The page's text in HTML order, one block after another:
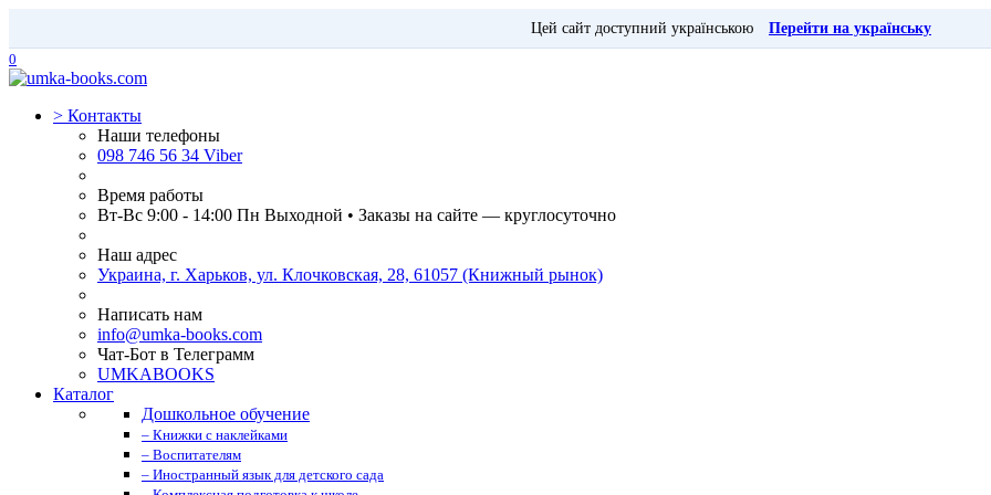
Цей сайт доступний українською
Перейти на українську
0
> Контакты
Наши телефоны
098 746 56 34 Viber
Время работы
Вт-Вс 9:00 - 14:00 Пн Выходной • Заказы на сайте — круглосуточно
Наш адрес
Украина, г. Харьков, ул. Клочковская, 28, 61057 (Книжный рынок)
Написать нам
info@umka-books.com
Чат-Бот в Телеграмм
UMKABOOKS
Каталог
Дошкольное обучение
– Книжки с наклейками
– Воспитателям
– Иностранный язык для детского сада